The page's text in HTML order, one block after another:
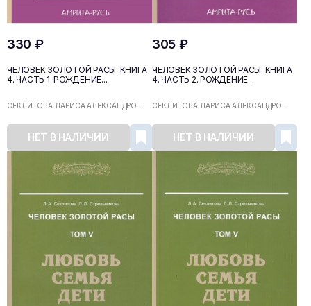
330 ₽
ЧЕЛОВЕК ЗОЛОТОЙ РАСЫ. КНИГА
4. ЧАСТЬ 1. РОЖДЕНИЕ...
СЕКЛИТОВА ЛАРИСА АЛЕКСАНДРО...
НЕТ В НАЛИЧИИ
305 ₽
ЧЕЛОВЕК ЗОЛОТОЙ РАСЫ. КНИГА
4. ЧАСТЬ 2. РОЖДЕНИЕ...
СЕКЛИТОВА ЛАРИСА АЛЕКСАНДРО...
НЕТ В НАЛИЧИИ